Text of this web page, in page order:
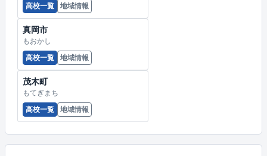
高校一覧
地域情報
真岡市
もおかし
高校一覧
地域情報
茂木町
もてぎまち
高校一覧
地域情報